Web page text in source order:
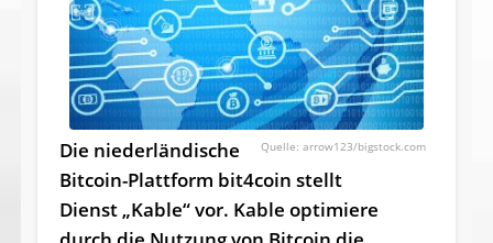
arrow123/bigstock.com
Die niederländische
Bitcoin-Plattform bit4coin stellt
Dienst „Kable“ vor. Kable optimiere